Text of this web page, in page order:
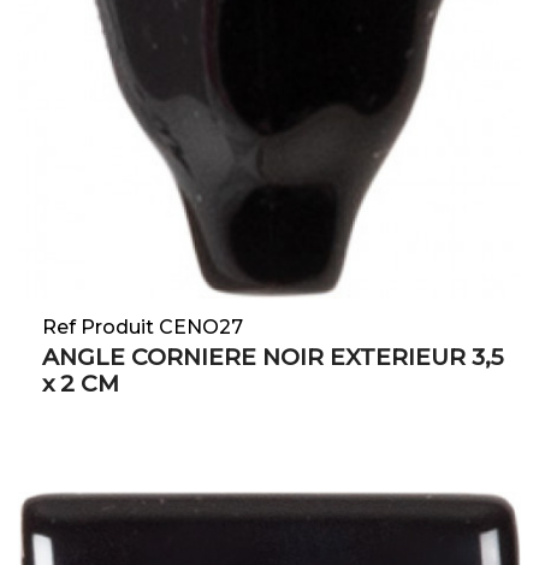
Ref Produit CENO27
ANGLE CORNIERE NOIR EXTERIEUR 3,5
x 2 CM